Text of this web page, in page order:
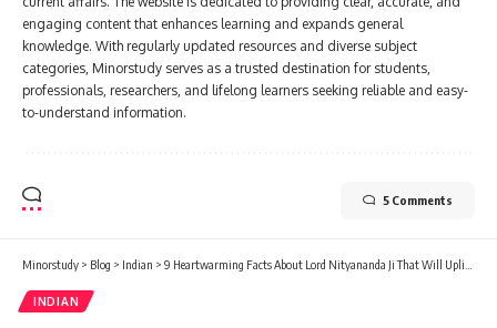
engaging content that enhances learning and expands general
knowledge. With regularly updated resources and diverse subject
categories, Minorstudy serves as a trusted destination for students,
professionals, researchers, and lifelong learners seeking reliable and easy-
to-understand information.
5 Comments
Minorstudy > Blog > Indian > 9 Heartwarming Facts About Lord Nityananda Ji That Will Uplift Your Soul
INDIAN